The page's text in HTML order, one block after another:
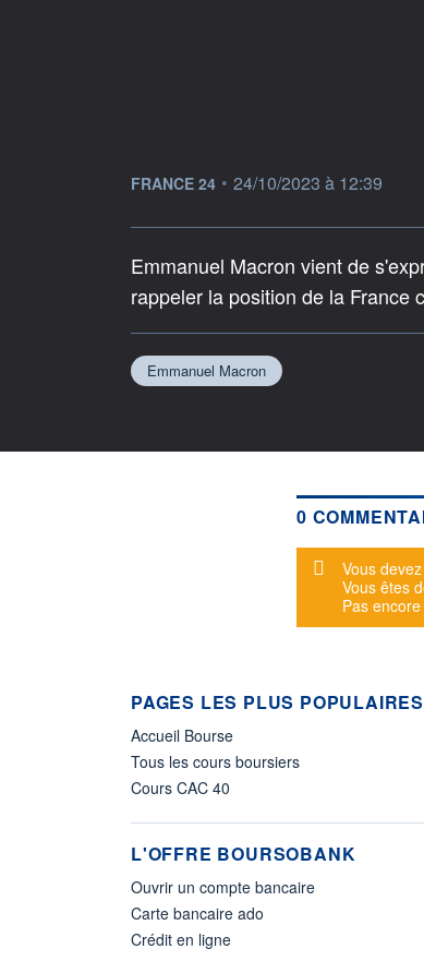
information fournie par
FRANCE 24 • 24/10/2023 à 12:39
Emmanuel Macron vient de
rappeler la position de la France
Emmanuel Macron
0
Message
Vous
Vous êtes
Pas
PAGES LES PLUS POPULAIRES
Accueil Bourse
Tous les cours boursiers
Cours CAC 40
L'OFFRE BOURSOBANK
Ouvrir un compte bancaire
Carte bancaire ado
Crédit en ligne